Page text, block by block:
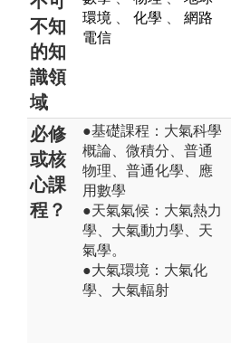
不知
的知
識領
域
環境
化學
網路
電信
必修
或核
心課
程？
●基礎課程：大氣科學
概論、微積分、普通
物理、普通化學、應
用數學
●天氣氣候：大氣熱力
學、大氣動力學、天
氣學。
●大氣環境：大氣化
學、大氣輻射